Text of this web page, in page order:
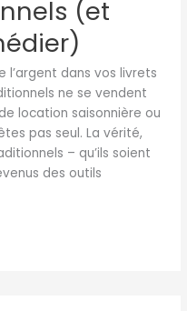
(et
l’argent dans vos livrets
ne se vendent
location saisonnière ou
pas seul. La vérité,
– qu’ils soient
des outils